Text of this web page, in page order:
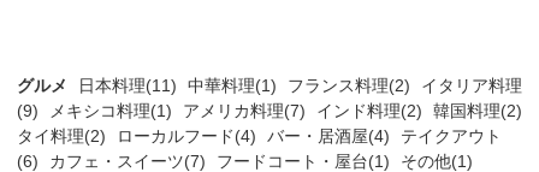
グルメ 日本料理(11) 中華料理(1) フランス料理(2)
イタリア料理
(9)
メキシコ料理(1) アメリカ料理(7) インド料理(2)
韓国料理(2)
タイ料理(2)
ローカルフード(4) バー・居酒屋(4)
テイクアウト
(6)
カフェ・スイーツ(7) フードコート・屋台(1) その他(1)